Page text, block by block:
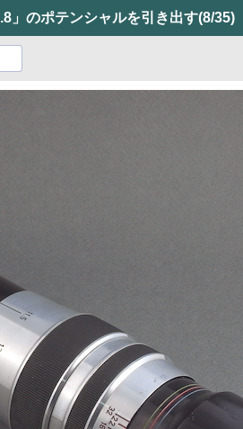
」のポテンシャルを引き出す(8/35)